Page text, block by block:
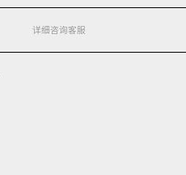
详细咨询客服